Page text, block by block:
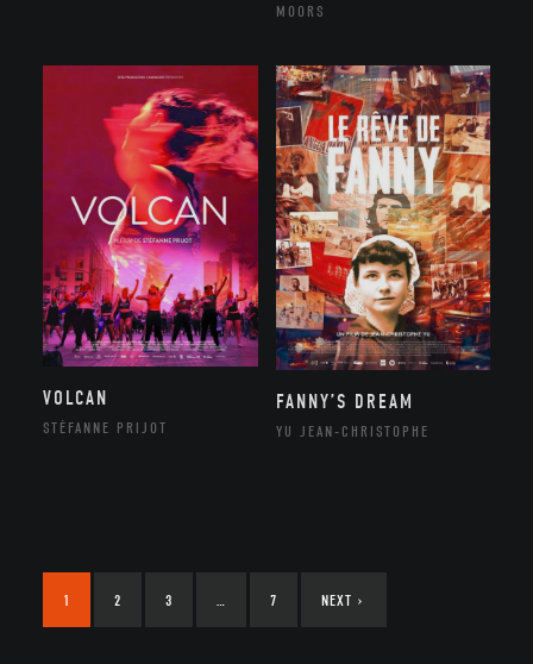
MOORS
VOLCAN
STÉFANNE PRIJOT
FANNY’S DREAM
YU JEAN-CHRISTOPHE
1 2 3 7 NEXT ›